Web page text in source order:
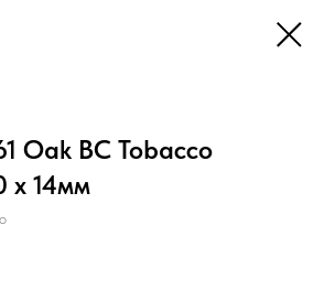
Oak BC Tobacco
x 14мм